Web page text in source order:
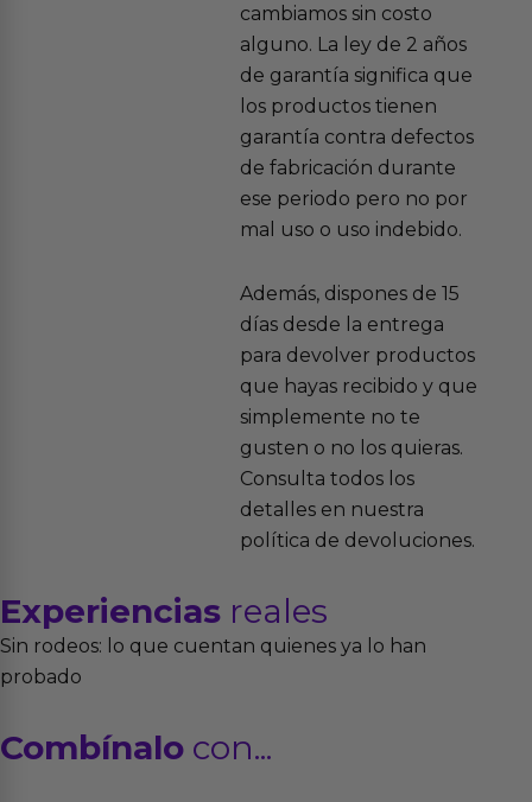
cambiamos sin costo
alguno. La ley de 2 años
de garantía significa que
los productos tienen
garantía contra defectos
de fabricación durante
ese periodo pero no por
mal uso o uso indebido.
Además, dispones de 15
días desde la entrega
para devolver productos
que hayas recibido y que
simplemente no te
gusten o no los quieras.
Consulta todos los
detalles en nuestra
política de devoluciones.
Experiencias reales
Sin rodeos: lo que cuentan quienes ya lo han
probado
Combínalo con...